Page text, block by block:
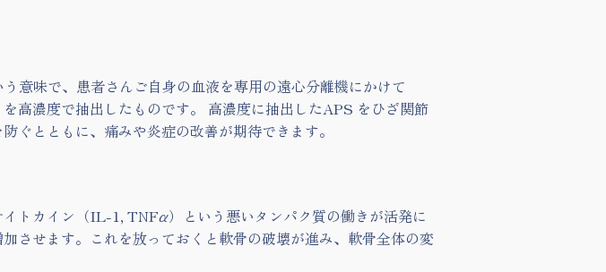
意味で、患者さんご自身の血液を専用の遠心分離機にかけて
高濃度で抽出したものです。 高濃度に抽出したAPS をひざ関節
ぐとともに、痛みや炎症の改善が期待できます。
トカイン（IL-1, TNFα）という悪いタンパク質の働きが活発に
させます。これを放っておくと軟骨の破壊が進み、軟骨全体の変